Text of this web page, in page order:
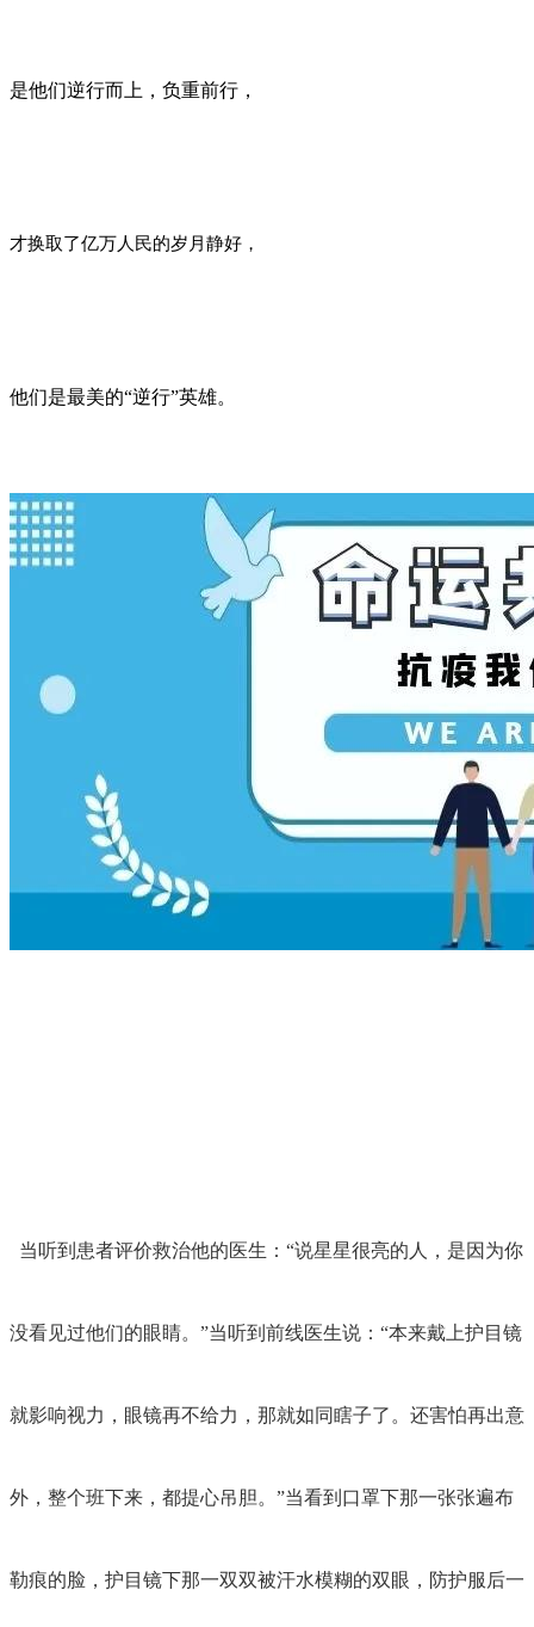
是他们逆行而上，负重前行，
才换取了亿万人民的岁月静好，
他们是最美的“逆行”英雄。
当听到患者评价救治他的医生：“说星星很亮的人，是因为你
没看见过他们的眼睛。”当听到前线医生说：“本来戴上护目镜
就影响视力，眼镜再不给力，那就如同瞎子了。还害怕再出意
外，整个班下来，都提心吊胆。”当看到口罩下那一张张遍布
勒痕的脸，护目镜下那一双双被汗水模糊的双眼，防护服后一